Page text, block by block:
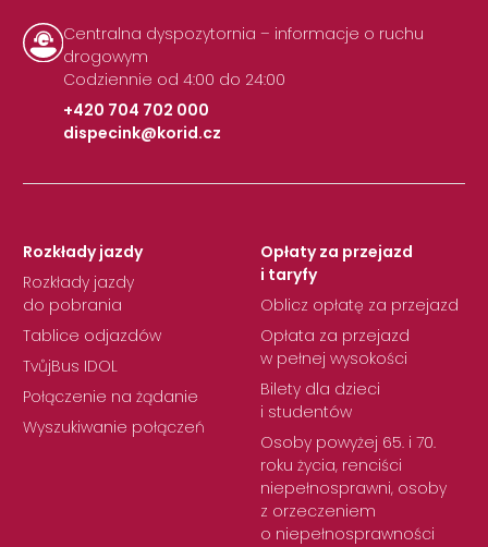
Centralna dyspozytornia – informacje o ruchu
drogowym
Codziennie od 4:00 do 24:00
+420 704 702 000
|
dispecink@korid.cz
Rozkłady jazdy
Rozkłady jazdy
do pobrania
Tablice odjazdów
TvůjBus IDOL
Połączenie na żądanie
Wyszukiwanie połączeń
Opłaty za przejazd
i taryfy
Oblicz opłatę za przejazd
Opłata za przejazd
w pełnej wysokości
Bilety dla dzieci
i studentów
Osoby powyżej 65. i 70.
roku życia, renciści
niepełnosprawni, osoby
z orzeczeniem
o niepełnosprawności